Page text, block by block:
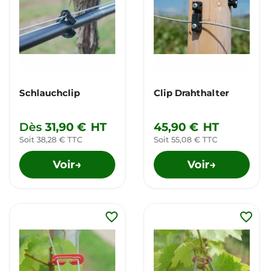
Schlauchclip
Dès 31,90 € HT
Soit 38,28 € TTC
Voir→
Clip Drahthalter
45,90 € HT
Soit 55,08 € TTC
Voir→
favorite_border favorite_border